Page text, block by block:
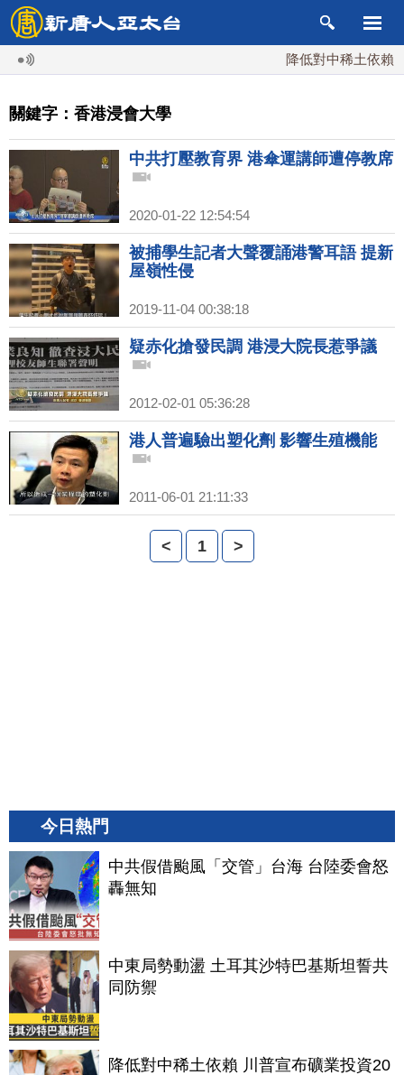
降低對中稀土依賴
關鍵字：香港浸會大學
中共打壓教育界 港傘運講師遭停教席
2020-01-22 12:54:54
被捕學生記者大聲覆誦港警耳語 提新
屋嶺性侵
2019-11-04 00:38:18
疑赤化搶發民調 港浸大院長惹爭議
2012-02-01 05:36:28
港人普遍驗出塑化劑 影響生殖機能
2011-06-01 21:11:33
< 1 >
今日熱門
中共假借颱風「交管」台海 台陸委會怒
轟無知
中東局勢動盪 土耳其沙特巴基斯坦誓共
同防禦
降低對中稀土依賴 川普宣布礦業投資20